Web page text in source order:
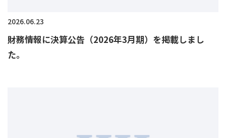
2026.06.23
財務情報に決算公告（2026年3月期）を掲載しまし
た。